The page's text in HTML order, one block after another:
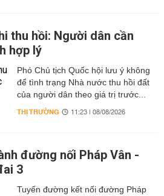
thu hồi: Người dân cần
hợp lý
Phó Chủ tịch Quốc hội lưu ý không
để tình trạng Nhà nước thu hồi đất
của người dân theo giá trị trước...
THỊ TRƯỜNG 11:23 | 08/08/2026
đường nối Pháp Vân -
3
Tuyến đường kết nối đường Pháp